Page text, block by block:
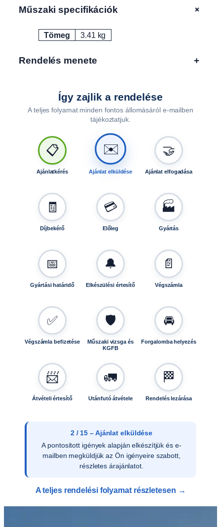
1
u
Műszaki specifikációk +
Attribútumok Érték
Tömeg 3.41 kg
Rendelés menete +
Így zajlik a rendelése
A teljes folyamat minden fontos állomásáról e-mailben
tájékoztatjuk.
📋
Ajánlatkérés
✉️
Ajánlat elküldése
🤝
Ajánlat elfogadása
🧾
Díjbekérő
💳
Előleg
🏭
Gyártás
📅
Gyártási határidő
🔔
Elkészülési értesítő
📄
Végszámla
✅
Végszámla befizetése
🛡️
Műszaki vizsga és
KGFB
🚘
Forgalomba helyezés
📨
Átvételi értesítő
🚛
Utánfutó átvétele
🏁
Rendelés lezárása
2 / 15 – Ajánlat elküldése
A pontosított igények alapján elkészítjük és e-
mailben megküldjük az Ön igényeire szabott,
részletes árajánlatot.
A teljes rendelési folyamat részletesen →